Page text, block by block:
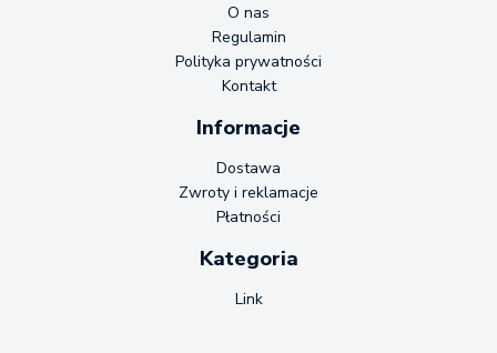
O nas
Regulamin
Polityka prywatności
Kontakt
Informacje
Dostawa
Zwroty i reklamacje
Płatności
Kategoria
Link